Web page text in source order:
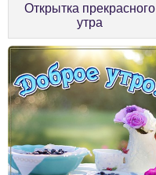
Открытка прекрасного
утра